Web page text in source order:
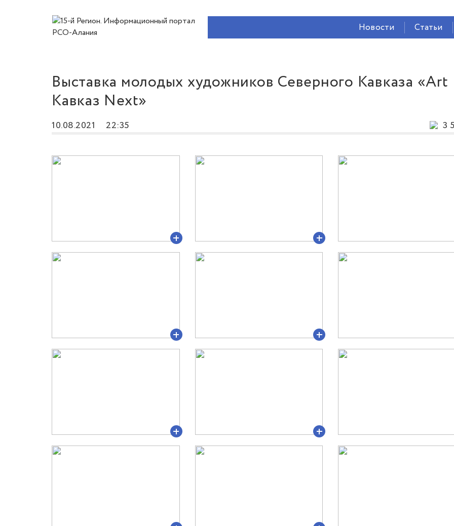
2.4 м/сНовости Статьи
Выставка молодых художников Северного Кавказа «Art
Кавказ Next»
10.08.2021 22:35 3